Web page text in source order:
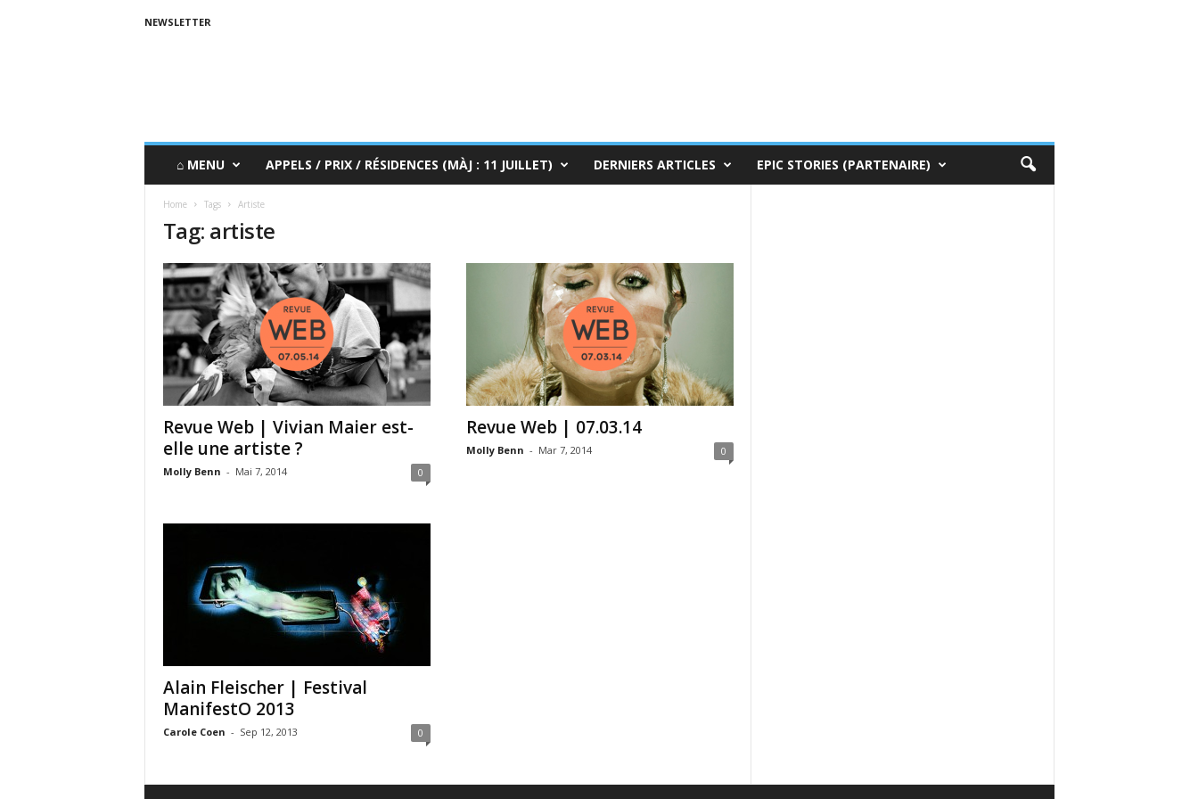
NEWSLETTER
⌂ MENU APPELS / PRIX / RÉSIDENCES (MÀJ : 11 JUILLET) DERNIERS ARTICLES EPIC STORIES (PARTENAIRE)
Home Tags Artiste
Tag: artiste
Revue Web | Vivian Maier est-
elle une artiste ?
Molly Benn - Mai 7, 2014 0
Revue Web | 07.03.14
Molly Benn - Mar 7, 2014 0
Alain Fleischer | Festival
ManifestO 2013
Carole Coen - Sep 12, 2013 0